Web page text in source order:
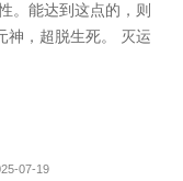
。能达到这点的，则
神，超脱生死。 灭运
上古仙法的穿越客在
07-19